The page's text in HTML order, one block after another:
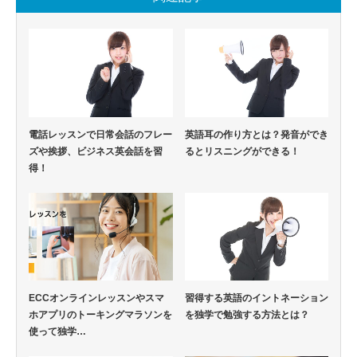
電話レッスンで日常会話のフレー
ズや挨拶、ビジネス英会話を習
得！
英語耳の作り方とは？発音ができ
るとリスニングができる！
ECCオンラインレッスンやスマ
ホアプリのトーキングマラソンを
使って独学…
習得する英語のイントネーション
を独学で勉強する方法とは？